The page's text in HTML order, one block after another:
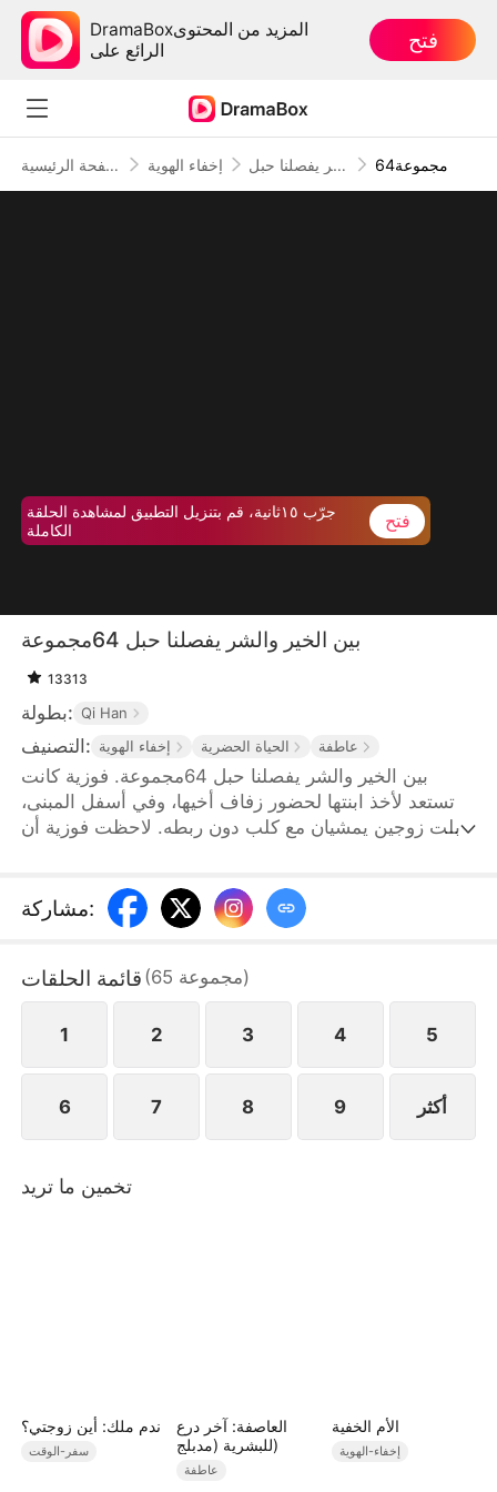
DramaBoxالمزيد من المحتوى
الرائع على
فتح
الصفحة الرئيسية إخفاء الهوية بين الخير والشر يفصلنا حبل 64مجموعة
جرّب ١٥ثانية، قم بتنزيل التطبيق لمشاهدة الحلقة
الكاملة
فتح
بين الخير والشر يفصلنا حبل 64مجموعة
13313
بطولة: Qi Han
التصنيف: إخفاء الهوية الحياة الحضرية عاطفة
بين الخير والشر يفصلنا حبل 64مجموعة. فوزية كانت
تستعد لأخذ ابنتها لحضور زفاف أخيها، وفي أسفل المبنى،
قابلت زوجين يمشيان مع كلب دون ربطه. لاحظت فوزية أن
الكبير بعض ابنتها. أصيبت ابنتها بجروح خطيرة واضطرت
للذهاب إلى المستشفى بشكل عاجل. ومع ذلك، كانت ابنة
وتطلب من فوزية أن تنحني وتعتذر عن الكلب. لم تكن
تعرف ليلى أن فوزية هي الأخت الكبرى لخطيبها
مشاركة:
قائمة الحلقات (65 مجموعة)
1 2 3 4 5
6 7 8 9 أكثر
تخمين ما تريد
ندم ملك: أين زوجتي؟
سفر-الوقت
العاصفة: آخر درع
للبشرية (مدبلج)
عاطفة
الأم الخفية
إخفاء-الهوية